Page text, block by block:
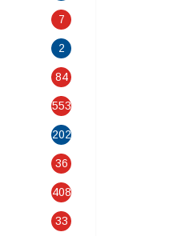
7
2
84
553
202
36
408
33